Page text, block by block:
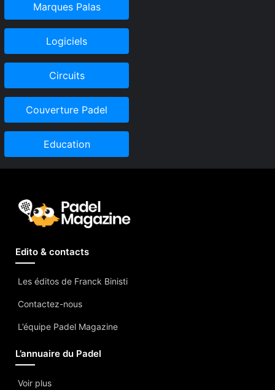
Marques Palas
Logiciels
Circuits
Couverture Padel
Education
Edito & contacts
Les éditos de Franck Binisti
Contactez-nous
L’équipe Padel Magazine
L’annuaire du Padel
Voir plus